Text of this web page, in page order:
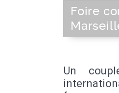
Foire
Un